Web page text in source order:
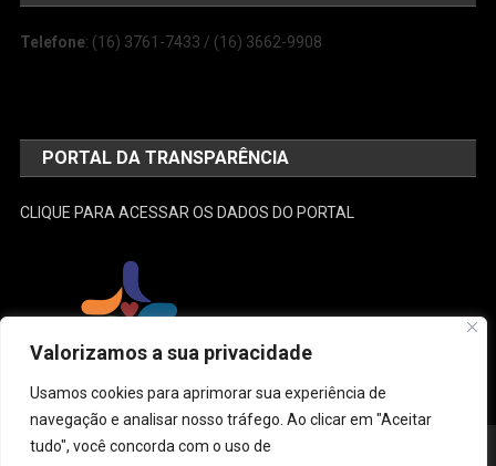
Valorizamos a sua privacidade
Usamos cookies para aprimorar sua experiência de
navegação e analisar nosso tráfego. Ao clicar em "Aceitar
tudo", você concorda com o uso de
Telefone: (16) 3761-7433 / (16) 3662-9908
PORTAL DA TRANSPARÊNCIA
CLIQUE PARA ACESSAR OS DADOS DO PORTAL
Desenvolvido e Administrado por: SEMUSA